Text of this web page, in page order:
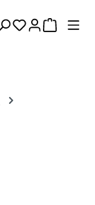
Hai 0Il